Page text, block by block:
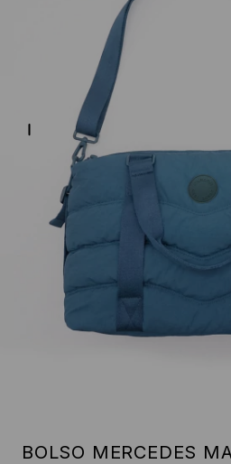
BOLSO MERCEDES